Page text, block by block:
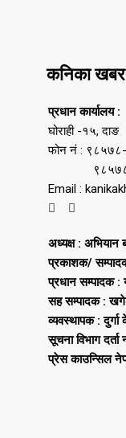
कनिका
प्रधान कार्यालय :
घोराही -१५, दाङ
फोन नं :
९८५७८-
Email :
अध्यक्ष : अभियान
प्रकाशक/
प्रधान सम्पादक :
सह सम्पादक :
व्यवस्थापक : दुर्गा
सूचना विभाग
प्रेस काउन्सिल